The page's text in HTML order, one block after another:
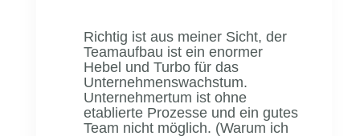
Richtig ist aus meiner Sicht, der
Teamaufbau ist ein enormer
Hebel und Turbo für das
Unternehmenswachstum.
Unternehmertum ist ohne
etablierte Prozesse und ein gutes
Team nicht möglich. (Warum ich